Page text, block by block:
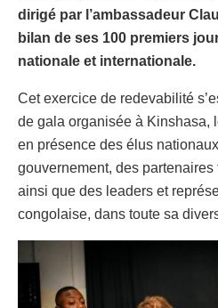
dirigé par l’ambassadeur
bilan de ses 100 premiers
nationale et internationale.
Cet exercice de redevabilité
de gala organisée à Kinshasa,
en présence des élus
gouvernement, des
ainsi que des leaders et
congolaise, dans toute sa